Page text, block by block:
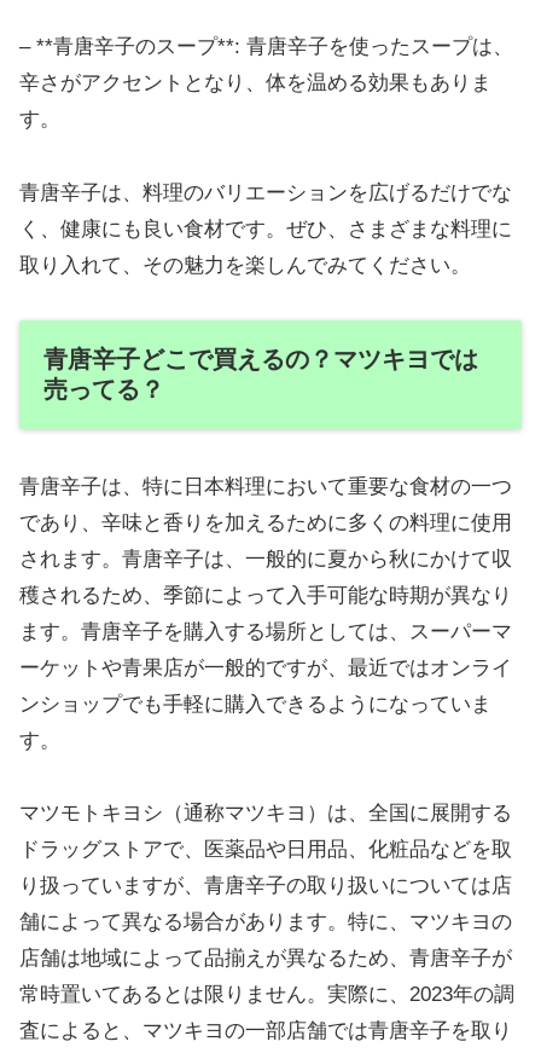
– **青唐辛子のスープ**: 青唐辛子を使ったスープは、
辛さがアクセントとなり、体を温める効果もありま
す。
青唐辛子は、料理のバリエーションを広げるだけでな
く、健康にも良い食材です。ぜひ、さまざまな料理に
取り入れて、その魅力を楽しんでみてください。
青唐辛子どこで買えるの？マツキヨでは
売ってる？
青唐辛子は、特に日本料理において重要な食材の一つ
であり、辛味と香りを加えるために多くの料理に使用
されます。青唐辛子は、一般的に夏から秋にかけて収
穫されるため、季節によって入手可能な時期が異なり
ます。青唐辛子を購入する場所としては、スーパーマ
ーケットや青果店が一般的ですが、最近ではオンライ
ンショップでも手軽に購入できるようになっていま
す。
マツモトキヨシ（通称マツキヨ）は、全国に展開する
ドラッグストアで、医薬品や日用品、化粧品などを取
り扱っていますが、青唐辛子の取り扱いについては店
舗によって異なる場合があります。特に、マツキヨの
店舗は地域によって品揃えが異なるため、青唐辛子が
常時置いてあるとは限りません。実際に、2023年の調
査によると、マツキヨの一部店舗では青唐辛子を取り